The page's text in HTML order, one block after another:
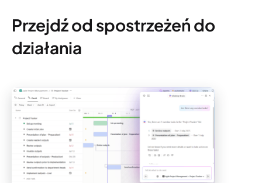
Przejdź od spostrzeżeń do
działania